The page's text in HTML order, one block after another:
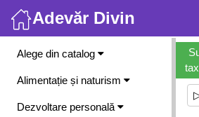
Adevăr Divin
Meniu
Alege din catalog
Alimentație și naturism
Dezvoltare personală